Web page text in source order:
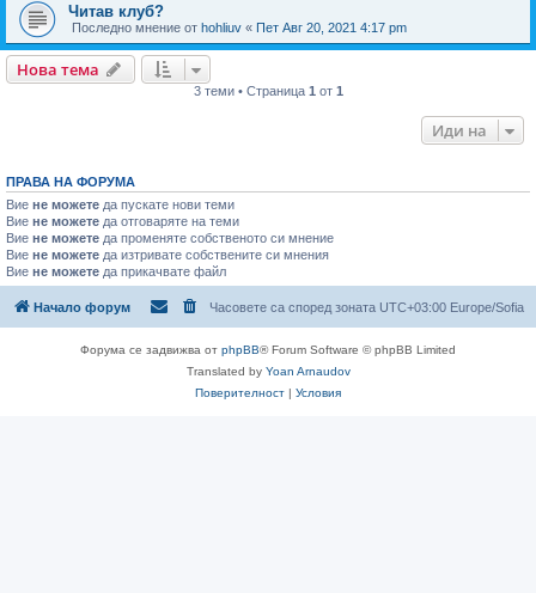
Читав клуб?
Последно мнение от hohliuv « Пет Авг 20, 2021 4:17 pm
Нова тема
3 теми • Страница 1 от 1
Иди на
ПРАВА НА ФОРУМА
Вие не можете да пускате нови теми
Вие не можете да отговаряте на теми
Вие не можете да променяте собственото си мнение
Вие не можете да изтривате собствените си мнения
Вие не можете да прикачвате файл
Начало форум Часовете са според зоната UTC+03:00 Europe/Sofia
Форума се задвижва от phpBB® Forum Software © phpBB Limited
Translated by Yoan Arnaudov
Поверителност | Условия